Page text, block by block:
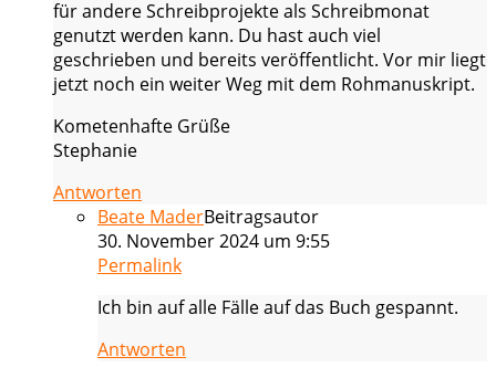
für andere Schreibprojekte als Schreibmonat
genutzt werden kann. Du hast auch viel
geschrieben und bereits veröffentlicht. Vor mir liegt
jetzt noch ein weiter Weg mit dem Rohmanuskript.
Kometenhafte Grüße
Stephanie
Antworten
Beate MaderBeitragsautor
30. November 2024 um 9:55
Permalink
Ich bin auf alle Fälle auf das Buch gespannt.
Antworten